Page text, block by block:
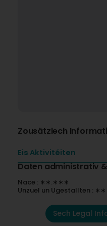
Zousätzlech
Eis Aktivitéiten
Daten administrativ
Nace : ∗∗.∗∗∗
Unzuel un Ugestallten :
Sech Legal